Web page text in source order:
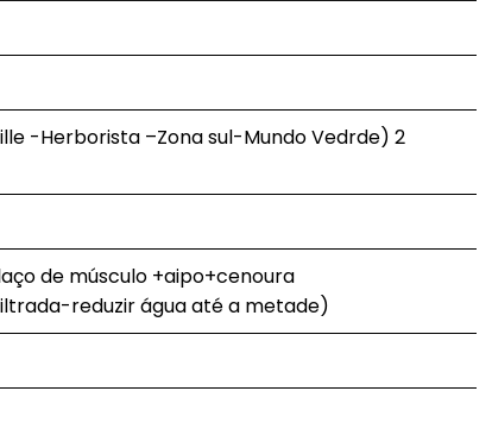
-Herborista –Zona sul-Mundo Vedrde) 2
de músculo +aipo+cenoura
reduzir água até a metade)